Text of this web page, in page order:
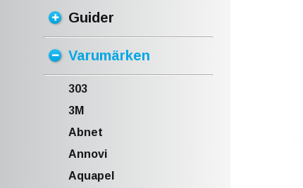
Guider
Varumärken
303
3M
Abnet
Annovi
Aquapel